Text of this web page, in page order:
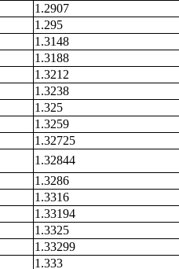
1.2907
1.295
1.3148
1.3188
1.3212
1.3238
1.325
1.3259
1.32725
1.32844
1.3286
1.3316
1.33194
1.3325
1.33299
1.333